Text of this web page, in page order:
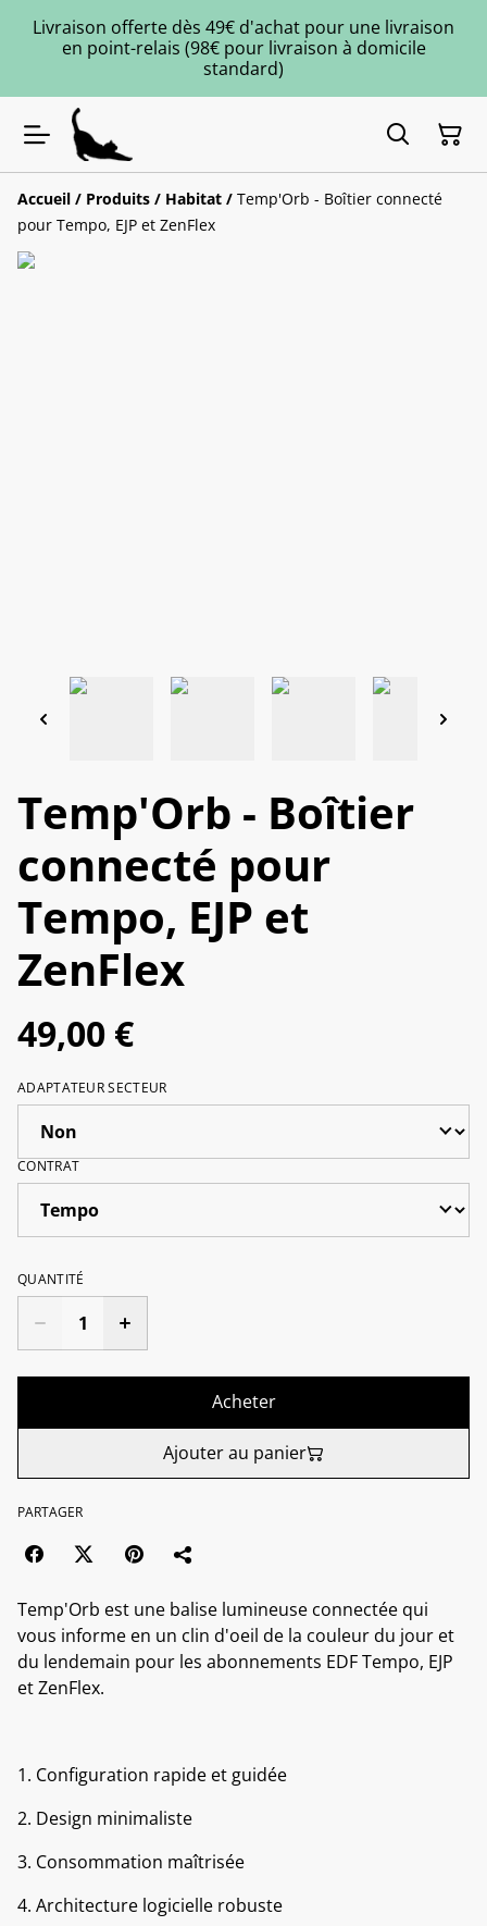
Livraison offerte dès 49€ d'achat pour une livraison
en point-relais (98€ pour livraison à domicile
standard)
Accueil / Produits / Habitat / Temp'Orb - Boîtier connecté
pour Tempo, EJP et ZenFlex
Temp'Orb - Boîtier
connecté pour
Tempo, EJP et
ZenFlex
49,00 €
ADAPTATEUR SECTEUR
CONTRAT
QUANTITÉ
Acheter
Ajouter au panier
PARTAGER
Temp'Orb est une balise lumineuse connectée qui
vous informe en un clin d'oeil de la couleur du jour et
du lendemain pour les abonnements EDF Tempo, EJP
et ZenFlex.
1. Configuration rapide et guidée
2. Design minimaliste
3. Consommation maîtrisée
4. Architecture logicielle robuste